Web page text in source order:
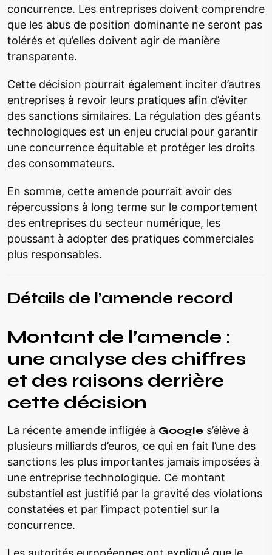
concurrence. Les entreprises doivent comprendre
que les abus de position dominante ne seront pas
tolérés et qu’elles doivent agir de manière
transparente.
Cette décision pourrait également inciter d’autres
entreprises à revoir leurs pratiques afin d’éviter
des sanctions similaires. La régulation des géants
technologiques est un enjeu crucial pour garantir
une concurrence équitable et protéger les droits
des consommateurs.
En somme, cette amende pourrait avoir des
répercussions à long terme sur le comportement
des entreprises du secteur numérique, les
poussant à adopter des pratiques commerciales
plus responsables.
Détails de l’amende record
Montant de l’amende :
une analyse des chiffres
et des raisons derrière
cette décision
La récente amende infligée à Google s’élève à
plusieurs milliards d’euros, ce qui en fait l’une des
sanctions les plus importantes jamais imposées à
une entreprise technologique. Ce montant
substantiel est justifié par la gravité des violations
constatées et par l’impact potentiel sur la
concurrence.